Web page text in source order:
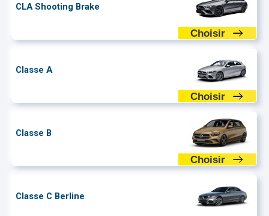
CLA Shooting Brake
Choisir
Classe A
Choisir
Classe B
Choisir
Classe C Berline